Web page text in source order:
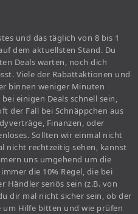
und das täglich von 8 bis 1
dem aktuellsten Stand. Du
Deals warten, noch dich
Viele der Rabattaktionen und
binnen weniger Minuten
einigen Deals schnell sein,
der Fall bei Schnäppchen aus
Finanzen, oder
Sollten wir einmal nicht
nicht rechtzeitig sehen, kannst
uns umgehend um die
die 10% Regel, die bei
Händler seriös sein (z.B. von
dir mal nicht sicher sein, ob der
um Hilfe bitten und wie prüfen